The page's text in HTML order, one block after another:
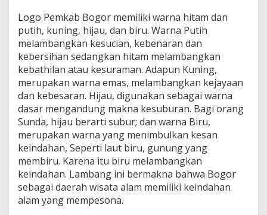
Logo Pemkab Bogor memiliki warna hitam dan
putih, kuning, hijau, dan biru. Warna Putih
melambangkan kesucian, kebenaran dan
kebersihan sedangkan hitam melambangkan
kebathilan atau kesuraman. Adapun Kuning,
merupakan warna emas, melambangkan kejayaan
dan kebesaran. Hijau, digunakan sebagai warna
dasar mengandung makna kesuburan. Bagi orang
Sunda, hijau berarti subur; dan warna Biru,
merupakan warna yang menimbulkan kesan
keindahan, Seperti laut biru, gunung yang
membiru. Karena itu biru melambangkan
keindahan. Lambang ini bermakna bahwa Bogor
sebagai daerah wisata alam memiliki keindahan
alam yang mempesona.